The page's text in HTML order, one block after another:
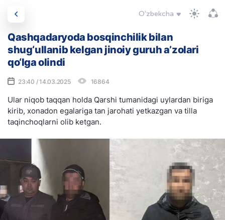
O'zbekcha
Qashqadaryoda bosqinchilik bilan
shug‘ullanib kelgan jinoiy guruh a’zolari
qo‘lga olindi
23:40 / 14.03.2025 16864
Ular niqob taqqan holda Qarshi tumanidagi uylardan biriga
kirib, xonadon egalariga tan jarohati yetkazgan va tilla
taqinchoqlarni olib ketgan.